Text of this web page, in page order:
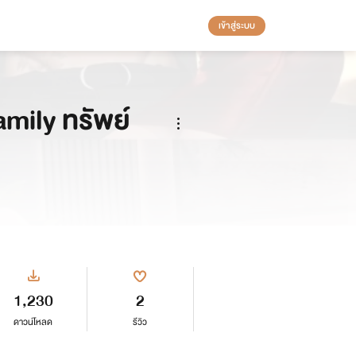
เข้าสู่ระบบ
ทรัพย์
1,230
ดาวน์โหลด
2
รีวิว